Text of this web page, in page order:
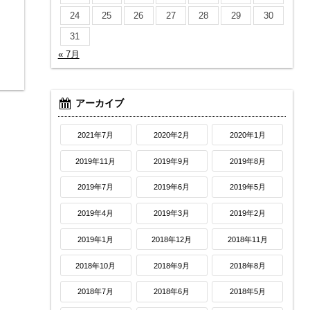
24 25 26 27 28 29
30
31
« 7月
アーカイブ
2021年7月 2020年2月 2020年1月
2019年11月 2019年9月 2019年8月
2019年7月 2019年6月 2019年5月
2019年4月 2019年3月 2019年2月
2019年1月 2018年12月 2018年11月
2018年10月 2018年9月 2018年8月
2018年7月 2018年6月 2018年5月